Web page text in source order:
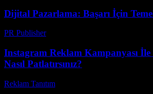
Dijital Pazarlama: Başarı İçin
PR Publisher-
Instagram Reklam Kampanyası İle
Nasıl Patlatırsınız?
Reklam Tanıtım